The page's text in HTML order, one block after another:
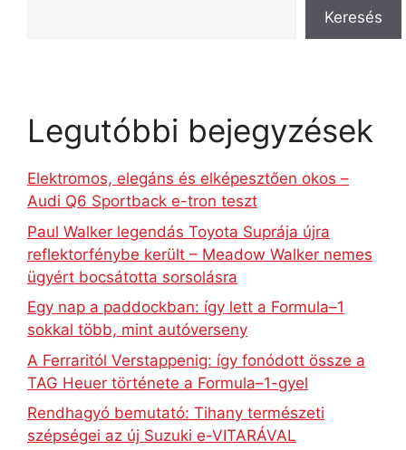
Keresés
Legutóbbi bejegyzések
Elektromos, elegáns és elképesztően okos –
Audi Q6 Sportback e-tron teszt
Paul Walker legendás Toyota Suprája újra
reflektorfénybe került – Meadow Walker nemes
ügyért bocsátotta sorsolásra
Egy nap a paddockban: így lett a Formula–1
sokkal több, mint autóverseny
A Ferraritól Verstappenig: így fonódott össze a
TAG Heuer története a Formula–1-gyel
Rendhagyó bemutató: Tihany természeti
szépségei az új Suzuki e-VITARÁVAL